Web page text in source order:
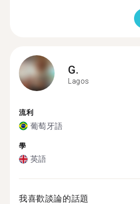
G.
Lagos
流利
葡萄牙語
學
英語
我喜歡談論的話題